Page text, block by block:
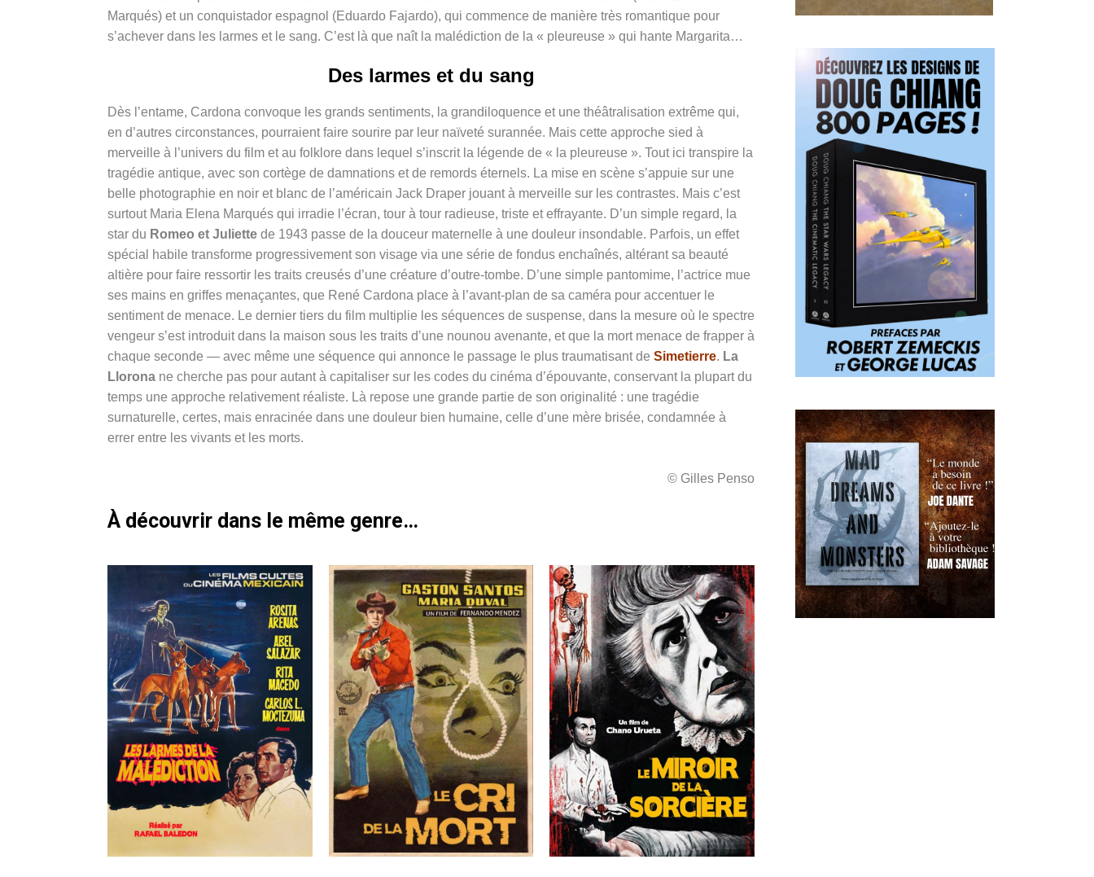
Marqués) et un conquistador espagnol (Eduardo Fajardo), qui commence de manière très romantique pour
s’achever dans les larmes et le sang. C’est là que naît la malédiction de la « pleureuse » qui hante Margarita…
Des larmes et du sang
Dès l’entame, Cardona convoque les grands sentiments, la grandiloquence et une théâtralisation extrême qui,
en d’autres circonstances, pourraient faire sourire par leur naïveté surannée. Mais cette approche sied à
merveille à l’univers du film et au folklore dans lequel s’inscrit la légende de « la pleureuse ». Tout ici transpire la
tragédie antique, avec son cortège de damnations et de remords éternels. La mise en scène s’appuie sur une
belle photographie en noir et blanc de l’américain Jack Draper jouant à merveille sur les contrastes. Mais c’est
surtout Maria Elena Marqués qui irradie l’écran, tour à tour radieuse, triste et effrayante. D’un simple regard, la
star du Romeo et Juliette de 1943 passe de la douceur maternelle à une douleur insondable. Parfois, un effet
spécial habile transforme progressivement son visage via une série de fondus enchaînés, altérant sa beauté
altière pour faire ressortir les traits creusés d’une créature d’outre-tombe. D’une simple pantomime, l’actrice mue
ses mains en griffes menaçantes, que René Cardona place à l’avant-plan de sa caméra pour accentuer le
sentiment de menace. Le dernier tiers du film multiplie les séquences de suspense, dans la mesure où le spectre
vengeur s’est introduit dans la maison sous les traits d’une nounou avenante, et que la mort menace de frapper à
chaque seconde — avec même une séquence qui annonce le passage le plus traumatisant de Simetierre. La
Llorona ne cherche pas pour autant à capitaliser sur les codes du cinéma d’épouvante, conservant la plupart du
temps une approche relativement réaliste. Là repose une grande partie de son originalité : une tragédie
surnaturelle, certes, mais enracinée dans une douleur bien humaine, celle d’une mère brisée, condamnée à
errer entre les vivants et les morts.
© Gilles Penso
À découvrir dans le même genre…